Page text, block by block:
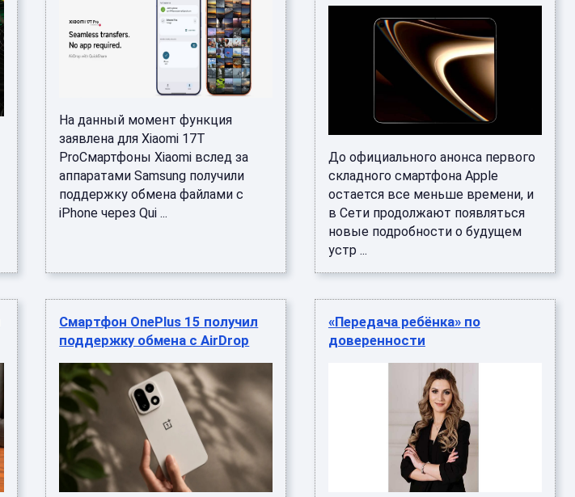
На данный момент функция
заявлена для Xiaomi 17T
ProСмартфоны Xiaomi вслед за
аппаратами Samsung получили
поддержку обмена файлами с
iPhone через Qui ...
До официального анонса первого
складного смартфона Apple
остается все меньше времени, и
в Сети продолжают появляться
новые подробности о будущем
устр ...
Смартфон OnePlus 15 получил
поддержку обмена с AirDrop
«Передача ребёнка» по
доверенности